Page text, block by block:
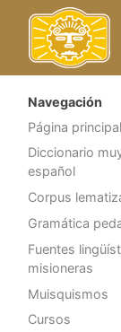
Navegación
Página principal
Diccionario
español
Corpus
Gramática
Fuentes
misioneras
Muisquismos
Cursos